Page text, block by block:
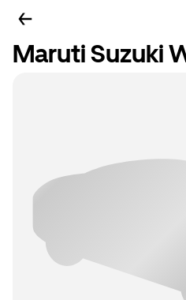
Maruti Suzuki